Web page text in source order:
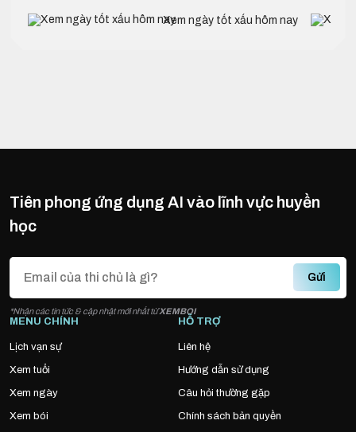
Xem ngày tốt xấu hôm nay
Tiên phong ứng dụng AI vào lĩnh vực huyền
học
Gửi
*Nhận các tin tức & cập nhật mới nhất từXEMBOI
MENU CHÍNH
Lịch vạn sự
Xem tuổi
Xem ngày
Xem bói
HỖ TRỢ
Liên hệ
Hướng dẫn sử dụng
Câu hỏi thường gặp
Chính sách bản quyền